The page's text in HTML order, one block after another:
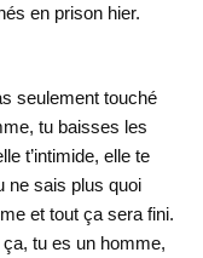
en prison hier.
seulement touché
tu baisses les
t’intimide, elle te
ne sais plus quoi
et tout ça sera fini.
tu es un homme,